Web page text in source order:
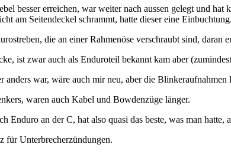
besser erreichen, war weiter nach aussen gelegt und
am Seitendeckel schrammt, hatte dieser eine Einbuchtung.
die an einer Rahmenöse verschraubt sind, daran
ist zwar auch als Enduroteil bekannt kam aber
anders war, wäre auch mir neu, aber die
waren auch Kabel und Bowdenzüge länger.
Enduro an der C, hat also quasi das beste, was man
für Unterbrecherzündungen.